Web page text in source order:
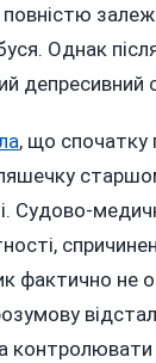
повністю
Однак
, що спочатку
Судово-
фактично не
контролювати